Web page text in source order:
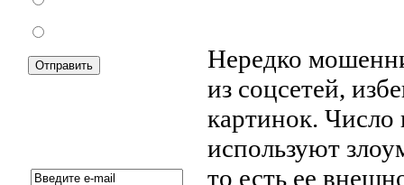
Нередко
из соцсетей,
картинок.
используют
то есть ее